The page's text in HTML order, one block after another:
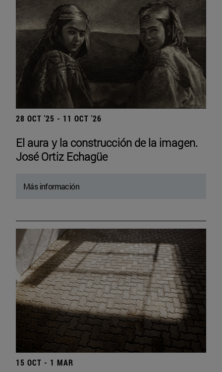
28 OCT '25 - 11 OCT '26
El aura y la construcción de la imagen.
José Ortiz Echagüe
Más información
15 OCT - 1 MAR